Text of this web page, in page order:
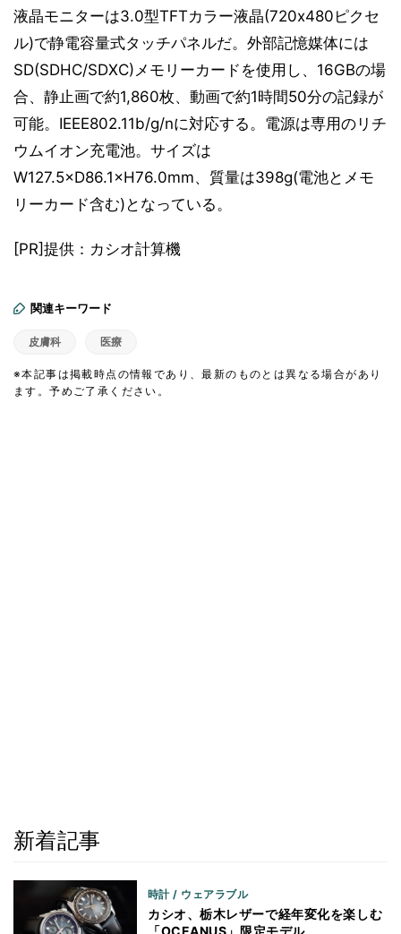
液晶モニターは3.0型TFTカラー液晶(720x480ピクセ
ル)で静電容量式タッチパネルだ。外部記憶媒体には
SD(SDHC/SDXC)メモリーカードを使用し、16GBの場
合、静止画で約1,860枚、動画で約1時間50分の記録が
可能。IEEE802.11b/g/nに対応する。電源は専用のリチ
ウムイオン充電池。サイズは
W127.5×D86.1×H76.0mm、質量は398g(電池とメモ
リーカード含む)となっている。
[PR]提供：カシオ計算機
関連キーワード
皮膚科 医療
※本記事は掲載時点の情報であり、最新のものとは異なる場合があり
ます。予めご了承ください。
新着記事
時計 / ウェアラブル
カシオ、栃木レザーで経年変化を楽しむ
「OCEANUS」限定モデル